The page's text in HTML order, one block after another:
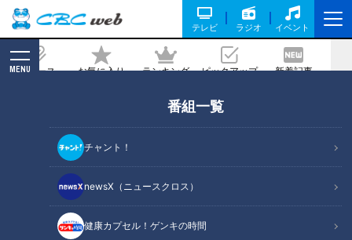
テレビ ラジオ イベント
ニュース お気に入り ランキング ピックアップ 新着記事
MENU
番組一覧
チャント！
newsX（ニュースクロス）
健康カプセル！ゲンキの時間
ら西京焼き/まかないから生まれた和風
オムライス【愛されフード】
記事に戻る